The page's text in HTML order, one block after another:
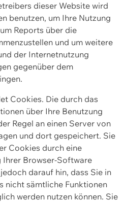
dieser Website wird
benutzen, um Ihre Nutzung
Reports über die
und um weitere
der Internetnutzung
gegenüber dem
Cookies. Die durch das
über Ihre Benutzung
Regel an einen Server von
und dort gespeichert. Sie
Cookies durch eine
Ihrer Browser-Software
darauf hin, dass Sie in
nicht sämtliche Funktionen
werden nutzen können. Sie